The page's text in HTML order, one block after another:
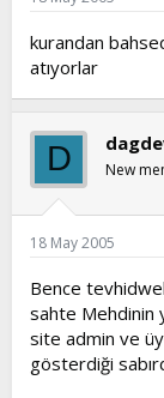
a
n
h
kurandan
atıyorlar
D New
18 May 2005
Bence
sahte Mehdinin
site admin ve
gösterdiği